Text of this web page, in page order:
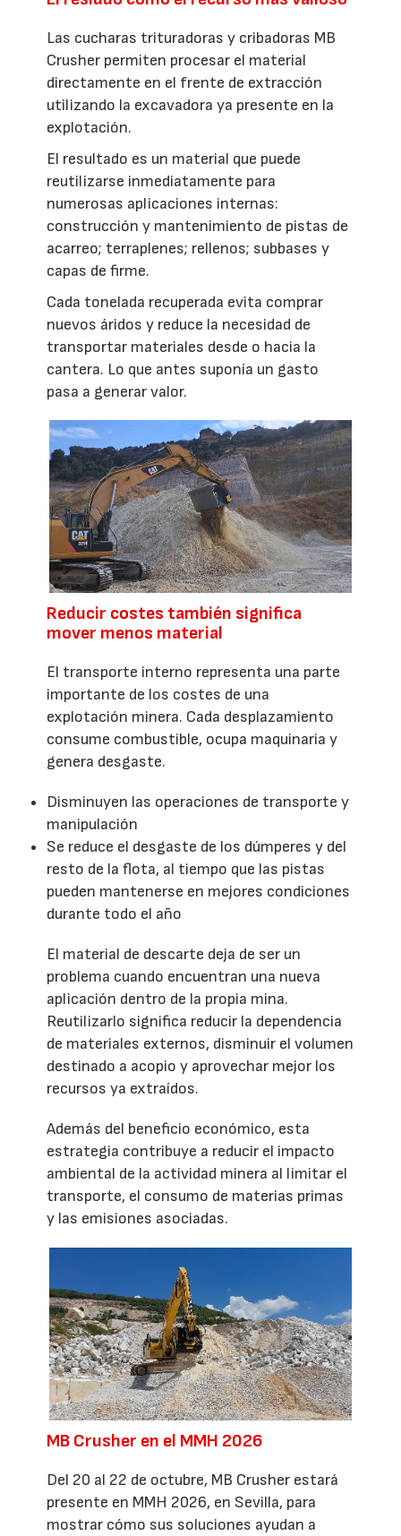
Las cucharas trituradoras y cribadoras MB
Crusher permiten procesar el material
directamente en el frente de extracción
utilizando la excavadora ya presente en la
explotación.
El resultado es un material que puede
reutilizarse inmediatamente para
numerosas aplicaciones internas:
construcción y mantenimiento de pistas de
acarreo; terraplenes; rellenos; subbases y
capas de firme.
Cada tonelada recuperada evita comprar
nuevos áridos y reduce la necesidad de
transportar materiales desde o hacia la
cantera. Lo que antes suponía un gasto
pasa a generar valor.
Reducir costes también significa
mover menos material
El transporte interno representa una parte
importante de los costes de una
explotación minera. Cada desplazamiento
consume combustible, ocupa maquinaria y
genera desgaste.
Disminuyen las operaciones de transporte y
manipulación
Se reduce el desgaste de los dúmperes y del
resto de la flota, al tiempo que las pistas
pueden mantenerse en mejores condiciones
durante todo el año
El material de descarte deja de ser un
problema cuando encuentran una nueva
aplicación dentro de la propia mina.
Reutilizarlo significa reducir la dependencia
de materiales externos, disminuir el volumen
destinado a acopio y aprovechar mejor los
recursos ya extraídos.
Además del beneficio económico, esta
estrategia contribuye a reducir el impacto
ambiental de la actividad minera al limitar el
transporte, el consumo de materias primas
y las emisiones asociadas.
MB Crusher en el MMH 2026
Del 20 al 22 de octubre, MB Crusher estará
presente en MMH 2026, en Sevilla, para
mostrar cómo sus soluciones ayudan a